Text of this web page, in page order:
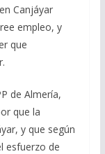
Canjáyar
empleo, y
que
de Almería,
que la
y que según
esfuerzo de